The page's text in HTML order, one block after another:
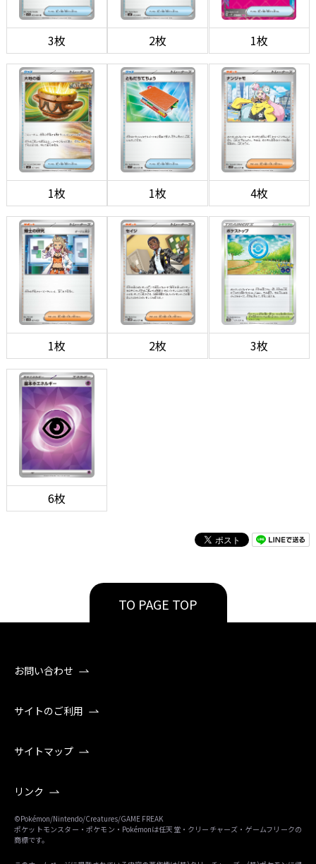
3枚 2枚 1枚
1枚 1枚 4枚
1枚 2枚 3枚
6枚
TO PAGE TOP
お問い合わせ
サイトのご利用
サイトマップ
リンク
©Pokémon/Nintendo/Creatures/GAME FREAK
ポケットモンスター・ポケモン・Pokémonは任天堂・クリーチャーズ・ゲームフリークの
商標です。